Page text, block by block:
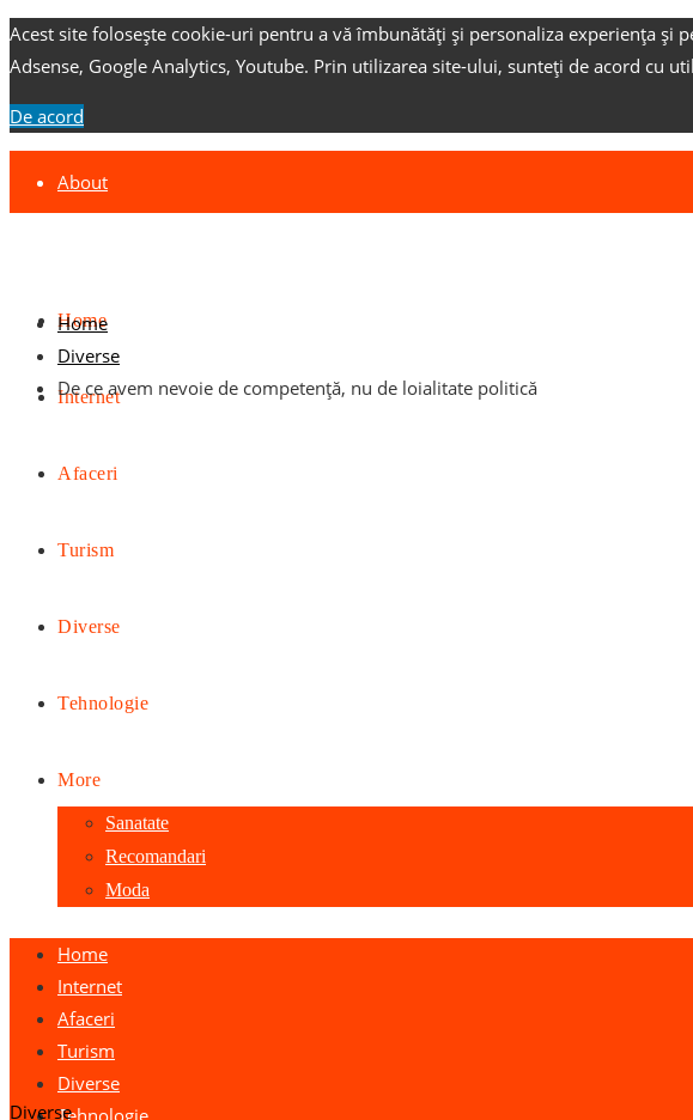
Acest site folosește cookie-uri pentru a vă îmbunătăți și personaliza experiența și
Adsense, Google Analytics, Youtube. Prin utilizarea site-ului, sunteți de acord cu
De acord
About
Home
Internet
Afaceri
Turism
Diverse
Tehnologie
More
Sanatate
Recomandari
Moda
Home
Internet
Afaceri
Turism
Diverse
Tehnologie
Home
Diverse
De ce avem nevoie de competență, nu de loialitate politică
Diverse